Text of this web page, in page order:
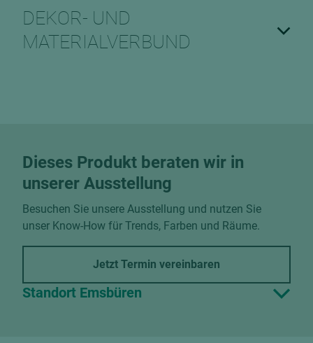
DEKOR- UND
MATERIALVERBUND
Dieses Produkt beraten wir in
unserer Ausstellung
Besuchen Sie unsere Ausstellung und nutzen Sie
unser Know-How für Trends, Farben und Räume.
Jetzt Termin vereinbaren
Standort Emsbüren